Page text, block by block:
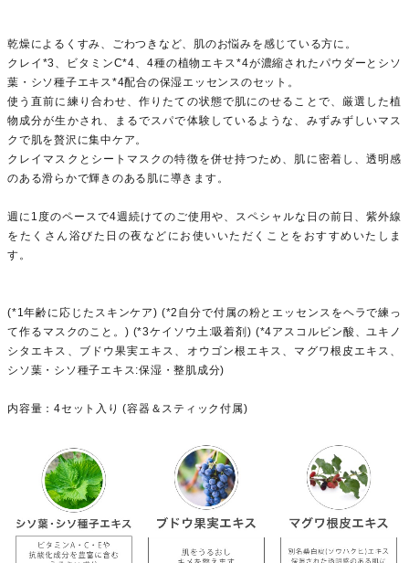
乾燥によるくすみ、ごわつきなど、肌のお悩みを感じている方に。
クレイ*3、ビタミンC*4、4種の植物エキス*4が濃縮されたパウダーとシソ
葉・シソ種子エキス*4配合の保湿エッセンスのセット。
使う直前に練り合わせ、作りたての状態で肌にのせることで、厳選した植
物成分が生かされ、まるでスパで体験しているような、みずみずしいマス
クで肌を贅沢に集中ケア。
クレイマスクとシートマスクの特徴を併せ持つため、肌に密着し、透明感
のある滑らかで輝きのある肌に導きます。
週に1度のペースで4週続けてのご使用や、スペシャルな日の前日、紫外線
をたくさん浴びた日の夜などにお使いいただくことをおすすめいたしま
す。
(*1年齢に応じたスキンケア) (*2自分で付属の粉とエッセンスをヘラで練っ
て作るマスクのこと。) (*3ケイソウ土:吸着剤) (*4アスコルビン酸、ユキノ
シタエキス、ブドウ果実エキス、オウゴン根エキス、マグワ根皮エキス、
シソ葉・シソ種子エキス:保湿・整肌成分)
内容量：4セット入り (容器＆スティック付属)